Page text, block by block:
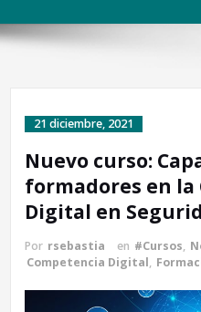
21 diciembre, 2021
Nuevo curso:
formadores en la
Digital en
Por rsebastia en #Cursos,
Competencia Digital,